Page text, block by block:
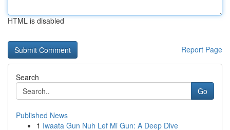
HTML is disabled
Report Page
Search
Go
Published News
1 Iwaata Gun Nuh Lef Mi Gun: A Deep Dive